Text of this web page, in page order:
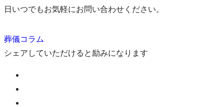
日いつでもお気軽にお問い合わせください。
葬儀コラム
シェアしていただけると励みになります